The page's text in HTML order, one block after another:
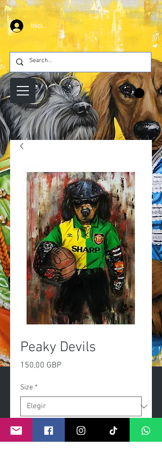
Iniciar sesión
Peaky Devils
150,00 GBPPrecio
Size *
Cantidad *